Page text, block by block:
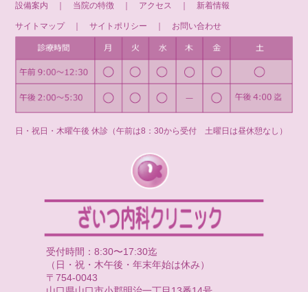
設備案内 当院の特徴 アクセス 新着情報
サイトマップ｜サイトポリシー お問い合わせ
日・祝日・木曜午後 休診（午前は8：30から受付 土曜日は昼休憩なし）
受付時間：8:30〜17:30迄
（日・祝・木午後・年末年始は休み）
〒754-0043